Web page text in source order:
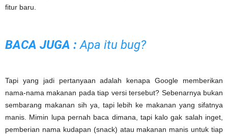
fitur baru.
BACA JUGA : Apa itu bug?
Tapi yang jadi pertanyaan adalah kenapa Google memberikan
nama-nama makanan pada tiap versi tersebut? Sebenarnya bukan
sembarang makanan sih ya, tapi lebih ke makanan yang sifatnya
manis. Mimin lupa pernah baca dimana, tapi kalo gak salah inget,
pemberian nama kudapan (snack) atau makanan manis untuk tiap